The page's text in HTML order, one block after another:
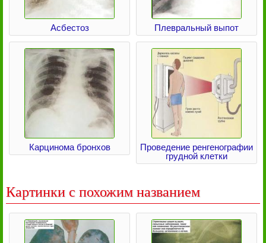
Асбестоз Плевральный выпот
Карцинома бронхов
Проведение ренгенографии
грудной клетки
Картинки с похожим названием